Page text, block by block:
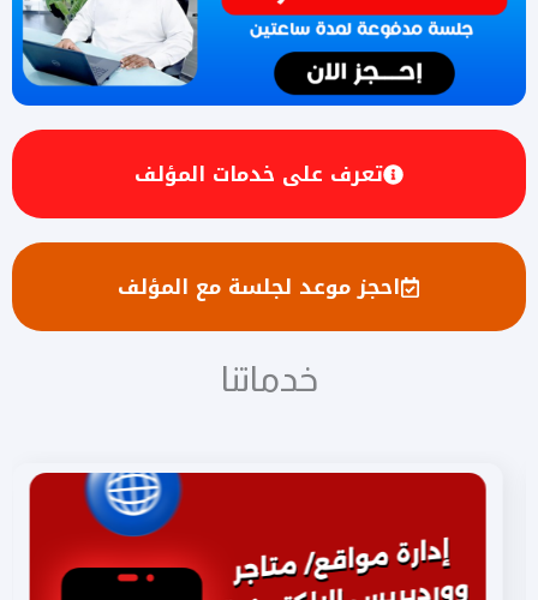
تعرف على خدمات المؤلف
احجز موعد لجلسة مع المؤلف
خدماتنا